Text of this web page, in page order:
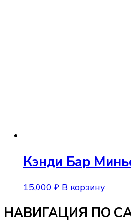
Кэнди Бар
15,000 ₽ В корзину
НАВИГАЦИЯ ПО